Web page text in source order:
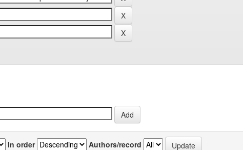
In order Authors/record